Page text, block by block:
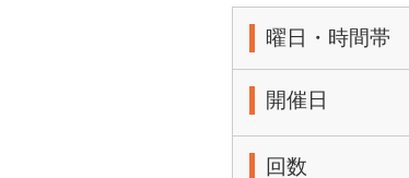
曜日・時間帯
開催日
回数